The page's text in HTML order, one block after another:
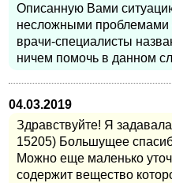
Описанную Вами
несложными проблемами
врачи-специалисты
ничем помочь в данном
04.03.2019
Здравствуйте! Я
15205) Большущее
Можно еще маленько
содержит вещество